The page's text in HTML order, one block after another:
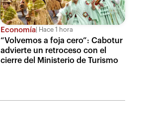
Economía Hace 1 hora
“Volvemos a foja cero”: Cabotur
advierte un retroceso con el
cierre del Ministerio de Turismo